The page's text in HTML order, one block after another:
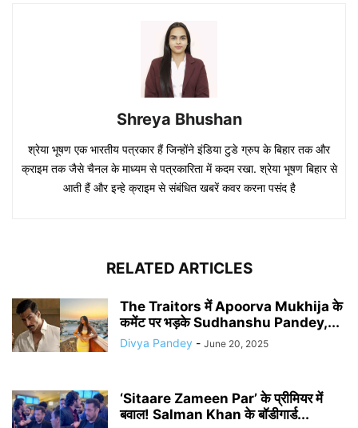
Shreya Bhushan
श्रेया भूषण एक भारतीय पत्रकार हैं जिन्होंने इंडिया टुडे ग्रुप के बिहार तक और
क्राइम तक जैसे चैनल के माध्यम से पत्रकारिता में कदम रखा. श्रेया भूषण बिहार से
आती हैं और इन्हे क्राइम से संबंधित खबरें कवर करना पसंद है
RELATED ARTICLES
The Traitors में Apoorva Mukhija के
कमेंट पर भड़के Sudhanshu Pandey,...
Divya Pandey - June 20, 2025
‘Sitaare Zameen Par’ के प्रीमियर में
बवाल! Salman Khan के बॉडीगार्ड...